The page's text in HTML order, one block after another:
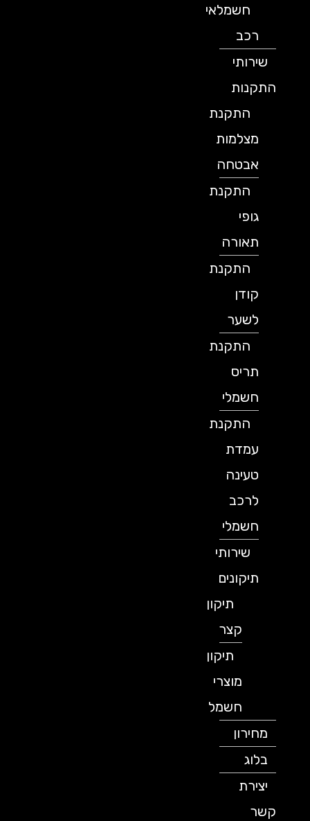
חשמלאי
שירותי
התקנות
התקנת
מצלמות
אבטחה
התקנת
תאורה
התקנת
לשער
התקנת
תריס
חשמלי
התקנת
עמדת
טעינה
לרכב
חשמלי
שירותי
תיקונים
תיקון
תיקון
מוצרי
חשמל
מחירון
יצירת
קשר